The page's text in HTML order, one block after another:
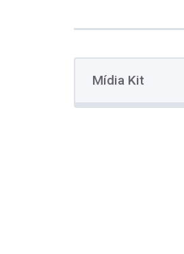
Mídia Kit